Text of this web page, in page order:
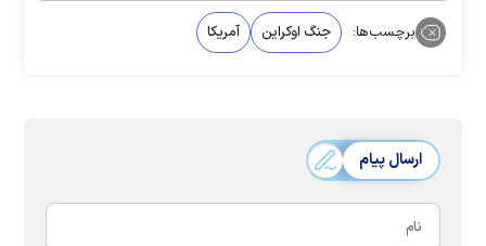
برچسب‌ها: جنگ اوکراین آمریکا
ارسال پیام